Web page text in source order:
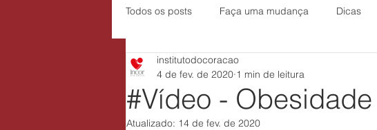
Todos os posts Faça uma mudança Dicas
#Vídeo - Obesidade
institutodocoracao
4 de fev. de 2020 1 min de leitura
Atualizado: 14 de fev. de 2020